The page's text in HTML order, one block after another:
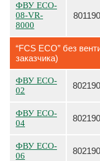
ФВУ ECO-
08-VR-
8000
“FCS ECO” без
заказчика)
ФВУ ECO-
02
ФВУ ECO-
04
ФВУ ECO-
06